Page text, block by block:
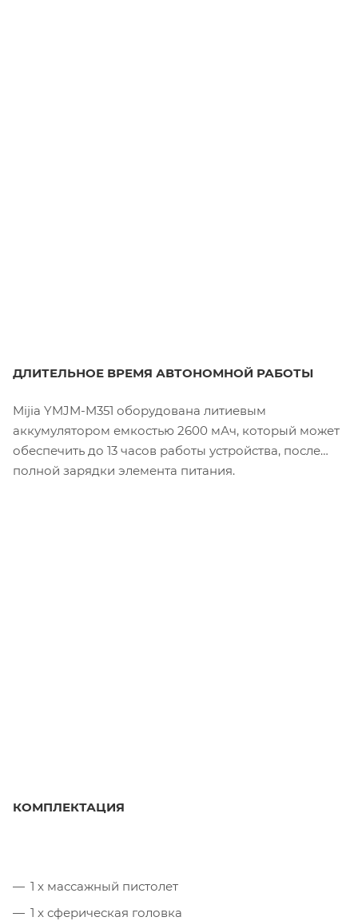
ДЛИТЕЛЬНОЕ ВРЕМЯ АВТОНОМНОЙ РАБОТЫ
Mijia YMJM-M351 оборудована литиевым
аккумулятором емкостью 2600 мАч, который может
обеспечить до 13 часов работы устройства, после
полной зарядки элемента питания.
КОМПЛЕКТАЦИЯ
1 x массажный пистолет
1 x сферическая головка